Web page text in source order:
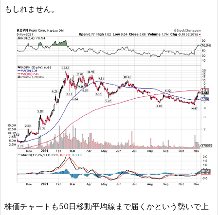
もしれません。
株価チャートも50日移動平均線まで届くかという勢いで上